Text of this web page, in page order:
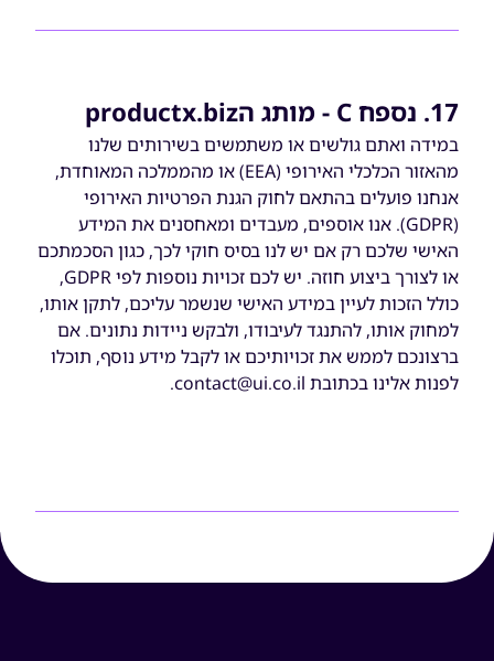
17. נספח C - מותג הproductx.biz
במידה ואתם גולשים או משתמשים בשירותים שלנו
מהאזור הכלכלי האירופי (EEA) או מהממלכה המאוחדת,
אנחנו פועלים בהתאם לחוק הגנת הפרטיות האירופי
(GDPR). אנו אוספים, מעבדים ומאחסנים את המידע
האישי שלכם רק אם יש לנו בסיס חוקי לכך, כגון הסכמתכם
או לצורך ביצוע חוזה. יש לכם זכויות נוספות לפי GDPR,
כולל הזכות לעיין במידע האישי שנשמר עליכם, לתקן אותו,
למחוק אותו, להתנגד לעיבודו, ולבקש ניידות נתונים. אם
ברצונכם לממש את זכויותיכם או לקבל מידע נוסף, תוכלו
לפנות אלינו בכתובת contact@ui.co.il.